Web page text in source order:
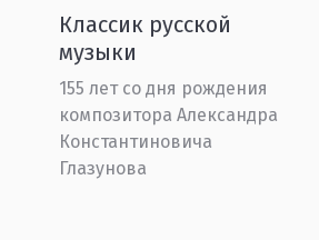
Классик русской
музыки
155 лет со дня рождения
композитора Александра
Константиновича
Глазунова